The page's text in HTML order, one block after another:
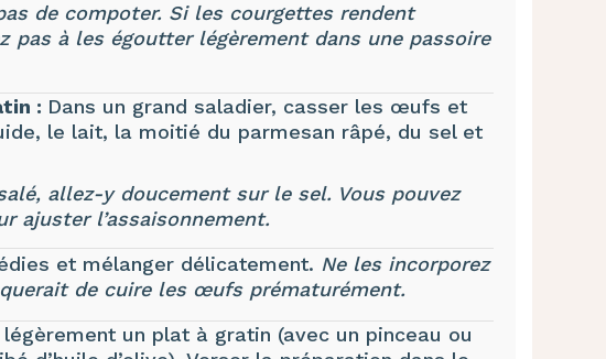
de compoter. Si les courgettes rendent
pas à les égoutter légèrement dans une passoire
: Dans un grand saladier, casser les œufs et
le lait, la moitié du parmesan râpé, du sel et
allez-y doucement sur le sel. Vous pouvez
ajuster l’assaisonnement.
et mélanger délicatement. Ne les incorporez
de cuire les œufs prématurément.
un plat à gratin (avec un pinceau ou